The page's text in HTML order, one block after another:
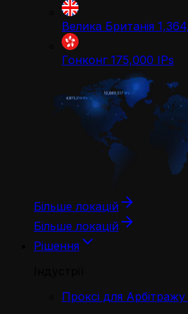
Велика Британія
Гонконг 175,000 IPs
Більше локацій
Більше локацій
Рішення
Проксі для Арбітражу